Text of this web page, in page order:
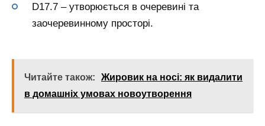
D17.7 – утворюється в очеревині та
заочеревинному просторі.
Читайте також:
Жировик на носі: як видалити
в домашніх умовах новоутворення